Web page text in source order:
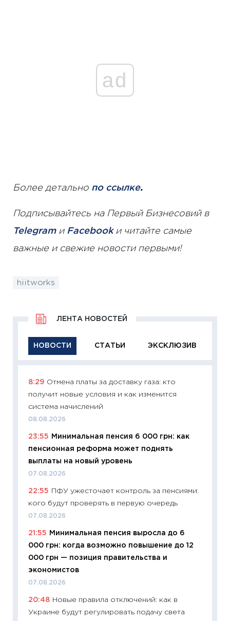
ad
Более детально по ссылке.
Подписывайтесь на Первый Бизнесовий в
Telegramи Facebookи читайте самые
важные и свежие новости первыми!
hiitworks
НОВОСТИ СТАТЬИ ЭКСКЛЮЗИВ
ЛЕНТА НОВОСТЕЙ
8:29 Отмена платы за доставку газа: кто
получит новые условия и как изменится
система начислений
08.08.2026
23:55
Минимальная пенсия 6 000 грн: как
пенсионная реформа может поднять
выплаты на новый уровень
07.08.2026
22:55
ПФУ ужесточает контроль за пенсиями:
кого будут проверять в первую очередь
07.08.2026
21:55
Минимальная пенсия выросла до 6
000 грн: когда возможно повышение до 12
000 грн — позиция правительства и
экономистов
07.08.2026
20:48 Новые правила отключений: как в
Украине будут регулировать подачу света